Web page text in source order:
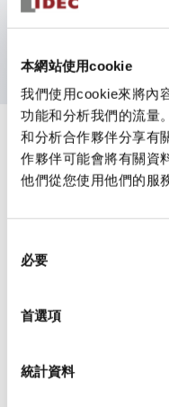
本網站使用cookie
我們使用cookie來將內
功能和分析我們的流量
和分析合作夥伴分享有
作夥伴可能會將有關資
他們從您使用他們的服
必要
首選項
統計資料
附鎖選擇開關採用高
規格
審美規範
安裝和安裝規範